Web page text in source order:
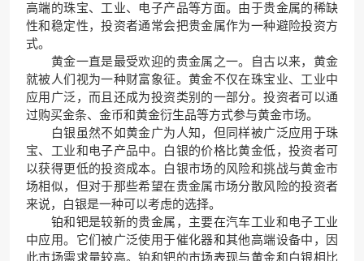
高端的珠宝、工业、电子产品等方面。由于贵金属的稀缺
性和稳定性，投资者通常会把贵金属作为一种避险投资方
式。
黄金一直是最受欢迎的贵金属之一。自古以来，黄金
就被人们视为一种财富象征。黄金不仅在珠宝业、工业中
应用广泛，而且还成为投资类别的一部分。投资者可以通
过购买金条、金币和黄金衍生品等方式参与黄金市场。
白银虽然不如黄金广为人知，但同样被广泛应用于珠
宝、工业和电子产品中。白银的价格比黄金低，投资者可
以获得更低的投资成本。白银市场的风险和挑战与黄金市
场相似，但对于那些希望在贵金属市场分散风险的投资者
来说，白银是一种可以考虑的选择。
铂和钯是较新的贵金属，主要在汽车工业和电子工业
中应用。它们被广泛使用于催化器和其他高端设备中，因
此市场需求量较高。铂和钯的市场表现与黄金和白银相比